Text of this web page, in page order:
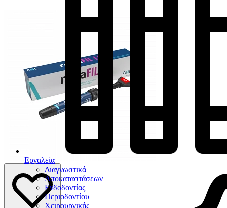
Εργαλεία
Διαγνωστικά
Αποκαταστάσεων
Ενδοδοντίας
Περιοδοντίου
Χειρουργικής